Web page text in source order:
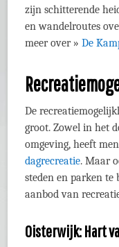
zijn schitterende
en wandelroutes
meer over »De
De
groot. Zowel in het
omgeving, heeft
dagrecreatie. Maar
steden en parken te
aanbod van
Oisterwijk: Hart